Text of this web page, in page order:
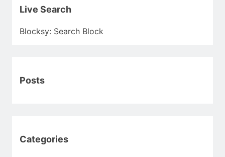
Live Search
Blocksy: Search Block
Posts
Categories